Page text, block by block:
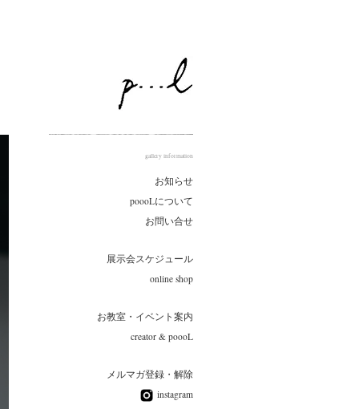
gallery information
お知らせ
poooLについて
お問い合せ
展示会スケジュール
online shop
お教室・イベント案内
creator & poooL
メルマガ登録・解除
instagram